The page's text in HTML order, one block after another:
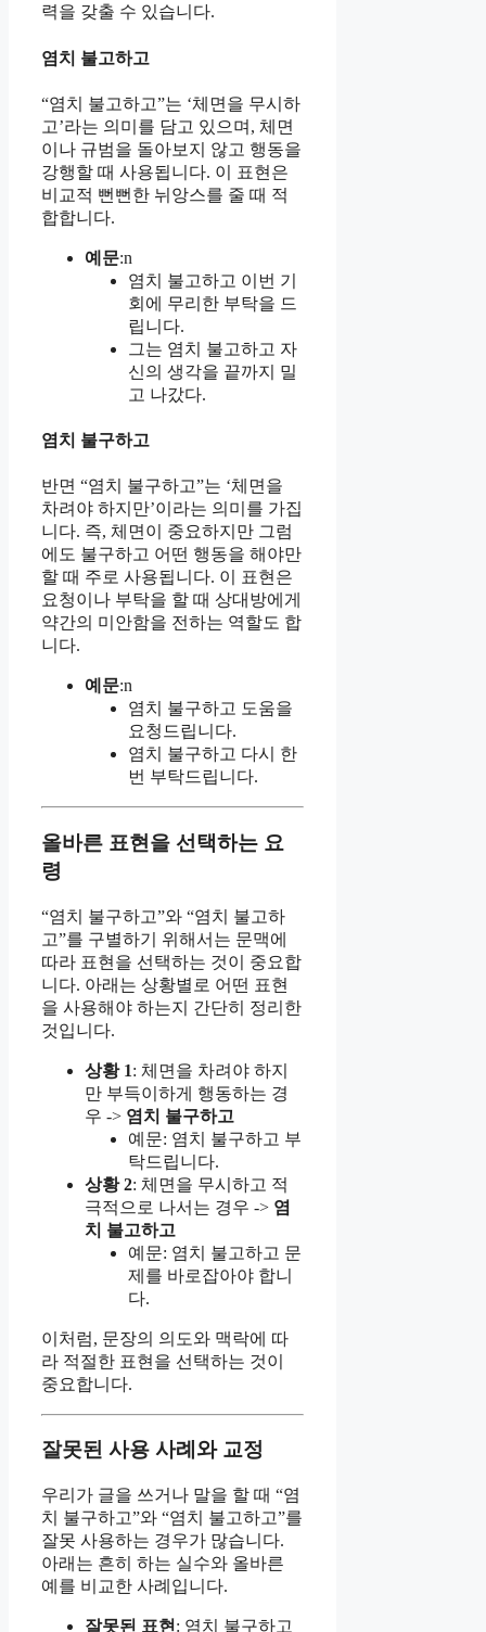
력을 갖출 수 있습니다.
염치 불고하고
“염치 불고하고”는 ‘체면을 무시하
고’라는 의미를 담고 있으며, 체면
이나 규범을 돌아보지 않고 행동을
강행할 때 사용됩니다. 이 표현은
비교적 뻔뻔한 뉘앙스를 줄 때 적
합합니다.
예문:n
염치 불고하고 이번 기
회에 무리한 부탁을 드
립니다.
그는 염치 불고하고 자
신의 생각을 끝까지 밀
고 나갔다.
염치 불구하고
반면 “염치 불구하고”는 ‘체면을
차려야 하지만’이라는 의미를 가집
니다. 즉, 체면이 중요하지만 그럼
에도 불구하고 어떤 행동을 해야만
할 때 주로 사용됩니다. 이 표현은
요청이나 부탁을 할 때 상대방에게
약간의 미안함을 전하는 역할도 합
니다.
예문:n
염치 불구하고 도움을
요청드립니다.
염치 불구하고 다시 한
번 부탁드립니다.
올바른 표현을 선택하는 요
령
“염치 불구하고”와 “염치 불고하
고”를 구별하기 위해서는 문맥에
따라 표현을 선택하는 것이 중요합
니다. 아래는 상황별로 어떤 표현
을 사용해야 하는지 간단히 정리한
것입니다.
상황 1: 체면을 차려야 하지
만 부득이하게 행동하는 경
우 -> 염치 불구하고
예문: 염치 불구하고 부
탁드립니다.
상황 2: 체면을 무시하고 적
극적으로 나서는 경우 -> 염
치 불고하고
예문: 염치 불고하고 문
제를 바로잡아야 합니
다.
이처럼, 문장의 의도와 맥락에 따
라 적절한 표현을 선택하는 것이
중요합니다.
잘못된 사용 사례와 교정
우리가 글을 쓰거나 말을 할 때 “염
치 불구하고”와 “염치 불고하고”를
잘못 사용하는 경우가 많습니다.
아래는 흔히 하는 실수와 올바른
예를 비교한 사례입니다.
잘못된 표현 : 염치 불구하고